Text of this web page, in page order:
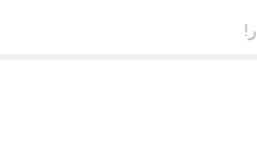
می‌خوریم؟